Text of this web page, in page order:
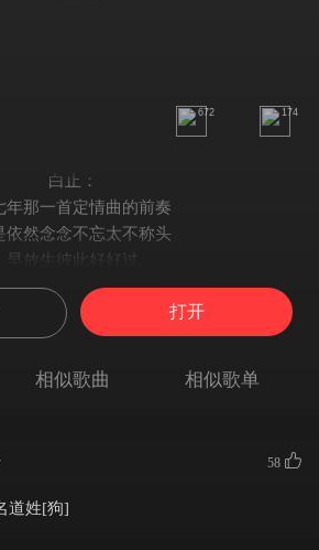
672 174
白止：
年那一首定情曲的前奏
依然念念不忘太不称头
早放生彼此好好过
都多久
刷牙：
么像标本 杵在我心里头
他们口中自私的我
刷牙：
打开
相似歌曲 相似歌单
58
道姓[狗]